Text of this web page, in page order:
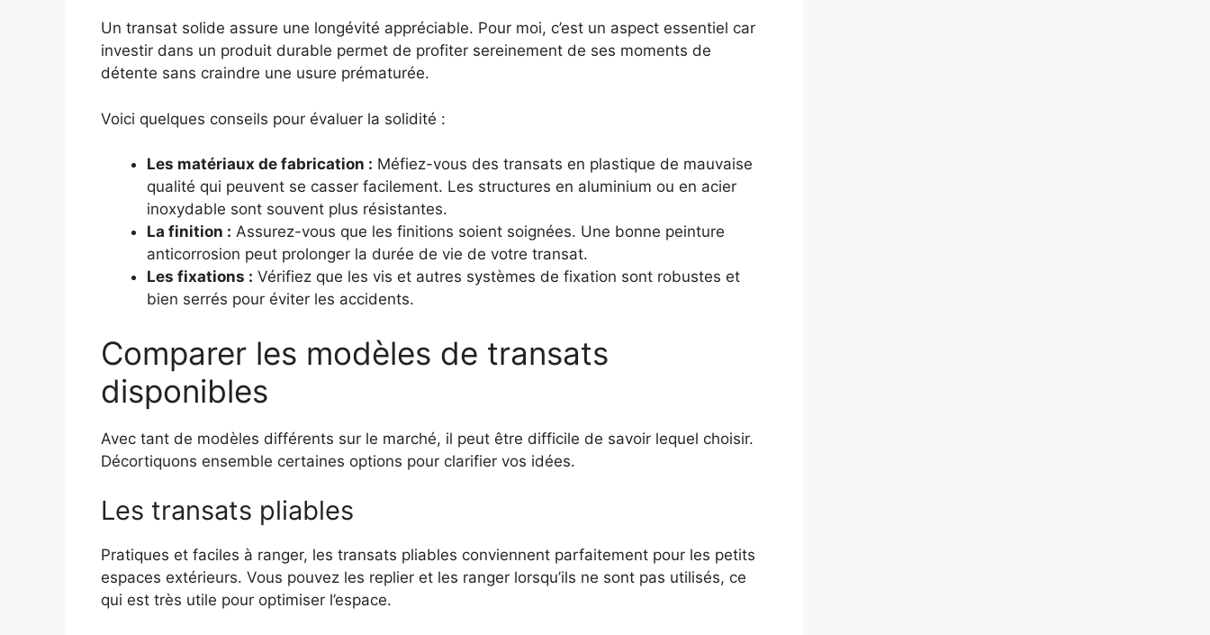
Un transat solide assure une longévité appréciable. Pour moi, c’est un aspect essentiel car
investir dans un produit durable permet de profiter sereinement de ses moments de
détente sans craindre une usure prématurée.
Voici quelques conseils pour évaluer la solidité :
Les matériaux de fabrication : Méfiez-vous des transats en plastique de mauvaise
qualité qui peuvent se casser facilement. Les structures en aluminium ou en acier
inoxydable sont souvent plus résistantes.
La finition : Assurez-vous que les finitions soient soignées. Une bonne peinture
anticorrosion peut prolonger la durée de vie de votre transat.
Les fixations : Vérifiez que les vis et autres systèmes de fixation sont robustes et
bien serrés pour éviter les accidents.
Comparer les modèles de transats
disponibles
Avec tant de modèles différents sur le marché, il peut être difficile de savoir lequel choisir.
Décortiquons ensemble certaines options pour clarifier vos idées.
Les transats pliables
Pratiques et faciles à ranger, les transats pliables conviennent parfaitement pour les petits
espaces extérieurs. Vous pouvez les replier et les ranger lorsqu’ils ne sont pas utilisés, ce
qui est très utile pour optimiser l’espace.